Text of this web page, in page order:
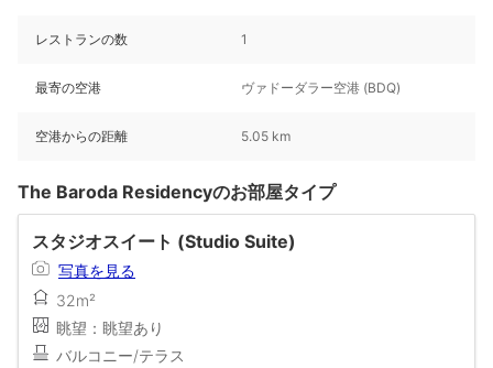
レストランの数 1
最寄の空港 ヴァドーダラー空港 (BDQ)
空港からの距離 5.05 km
The Baroda Residencyのお部屋タイプ
スタジオスイート (Studio Suite)
写真を見る
32m²
眺望：眺望あり
バルコニー/テラス